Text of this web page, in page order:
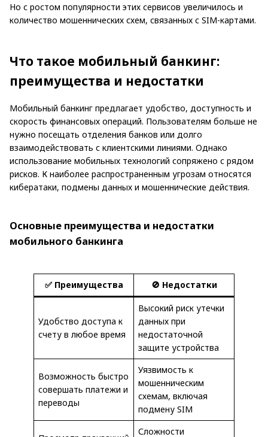
Но с ростом популярности этих сервисов увеличилось и
количество мошеннических схем, связанных с SIM-картами.
Что такое мобильный банкинг:
преимущества и недостатки
Мобильный банкинг предлагает удобство, доступность и
скорость финансовых операций. Пользователям больше не
нужно посещать отделения банков или долго
взаимодействовать с клиентскими линиями. Однако
использование мобильных технологий сопряжено с рядом
рисков. К наиболее распространенным угрозам относятся
кибератаки, подмены данных и мошеннические действия.
Основные преимущества и недостатки
мобильного банкинга
✅ Преимущества 🚫 Недостатки
Удобство доступа к
счету в любое время
Высокий риск утечки
данных при
недостаточной
защите устройства
Возможность быстро
совершать платежи и
переводы
Уязвимость к
мошенническим
схемам, включая
подмену SIM
Сложности